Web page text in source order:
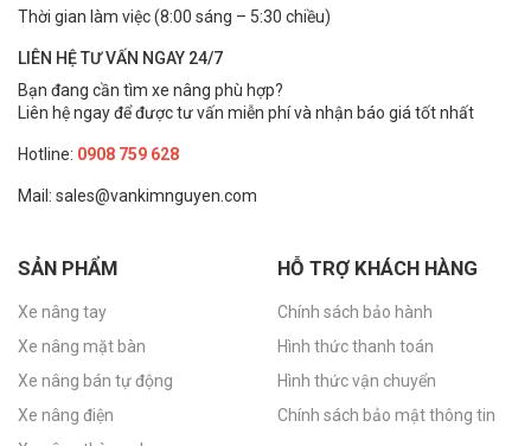
Thời gian làm việc (8:00 sáng – 5:30 chiều)
LIÊN HỆ TƯ VẤN NGAY 24/7
Bạn đang cần tìm xe nâng phù hợp?
Liên hệ ngay để được tư vấn miễn phí và nhận báo giá tốt nhất
Hotline: 0908 759 628
Mail: sales@vankimnguyen.com
SẢN PHẨM
Xe nâng tay
Xe nâng mặt bàn
Xe nâng bán tự động
Xe nâng điện
HỖ TRỢ KHÁCH HÀNG
Chính sách bảo hành
Hình thức thanh toán
Hình thức vận chuyển
Chính sách bảo mật thông tin